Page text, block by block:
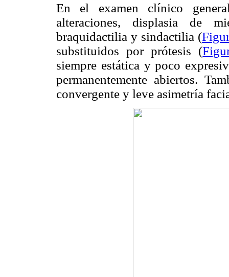
En el examen clínico
alteraciones, displasia de
braquidactilia y sindactilia (
substituidos por prótesis (
siempre estática y poco
permanentemente abiertos.
convergente y leve asimetría